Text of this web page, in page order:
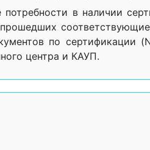
в наличии
по сертификации
центра и КАУП.